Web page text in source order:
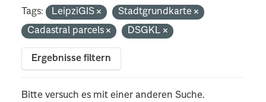
Tags: LeipziGIS
Stadtgrundkarte
Cadastral parcels
DSGKL
Ergebnisse filtern
Bitte versuch es mit einer anderen Suche.